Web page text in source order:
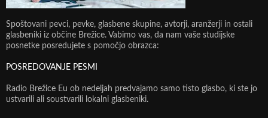
Spoštovani pevci, pevke, glasbene skupine, avtorji, aranžerji in ostali
glasbeniki iz občine Brežice. Vabimo vas, da nam vaše studijske
posnetke posredujete s pomočjo obrazca:
POSREDOVANJE PESMI
Radio Brežice Eu ob nedeljah predvajamo samo tisto glasbo, ki ste jo
ustvarili ali soustvarili lokalni glasbeniki.